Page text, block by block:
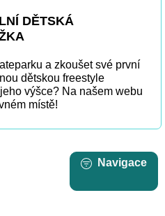
DĚTSKÁ
a zkoušet své první
dětskou freestyle
výšce? Na našem webu
místě!
Navigace